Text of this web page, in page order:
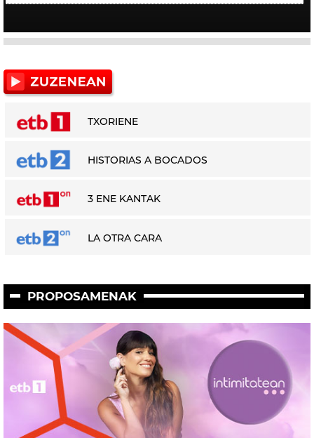
TXORIENE
HISTORIAS A BOCADOS
3 ENE KANTAK
LA OTRA CARA
PROPOSAMENAK